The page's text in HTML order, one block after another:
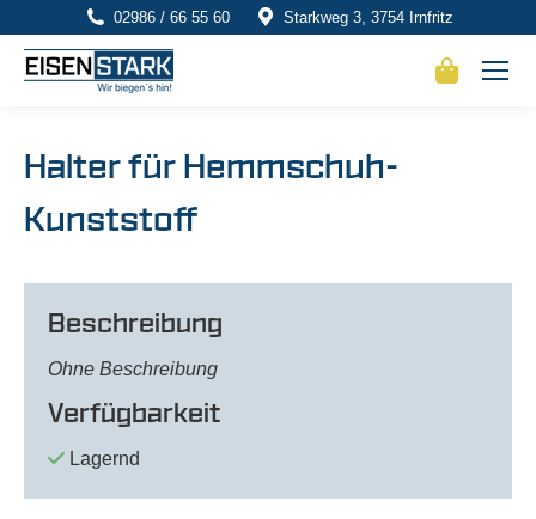
02986 / 66 55 60 Starkweg 3, 3754 Irnfritz
Halter für Hemmschuh-
Kunststoff
Beschreibung
Ohne Beschreibung
Verfügbarkeit
Lagernd